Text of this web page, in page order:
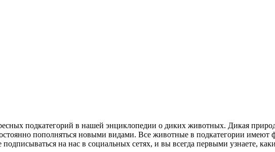
подкатегорий в нашей энциклопедии о диких животных. Дикая
пополняться новыми видами. Все животные в подкатегории имеют
на нас в социальных сетях, и вы всегда первыми узнаете,